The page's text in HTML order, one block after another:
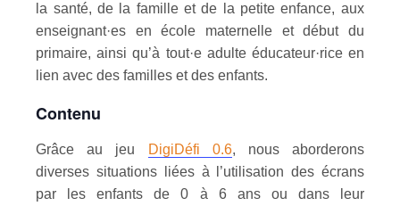
la santé, de la famille et de la petite enfance, aux
enseignant·es en école maternelle et début du
primaire, ainsi qu’à tout·e adulte éducateur·rice en
lien avec des familles et des enfants.
Contenu
Grâce au jeu DigiDéfi 0.6, nous aborderons
diverses situations liées à l’utilisation des écrans
par les enfants de 0 à 6 ans ou dans leur